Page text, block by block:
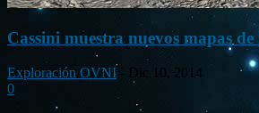
Cassini muestra nuevos mapas
Exploración OVNI - Dic 10, 2014
0